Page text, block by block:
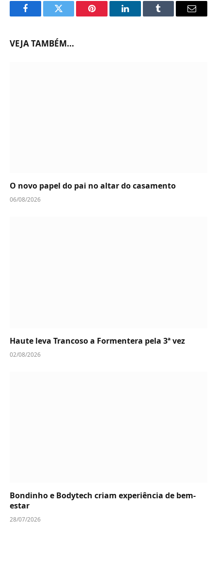
FacebookTwitter Pinterest LinkedInTumblr Email
VEJA TAMBÉM...
O novo papel do pai no altar do casamento
06/08/2026
Haute leva Trancoso a Formentera pela 3ª vez
02/08/2026
Bondinho e Bodytech criam experiência de bem-
estar
28/07/2026